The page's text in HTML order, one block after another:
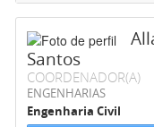
Santos
COORDENADOR(A)
ENGENHARIAS
Engenharia Civil